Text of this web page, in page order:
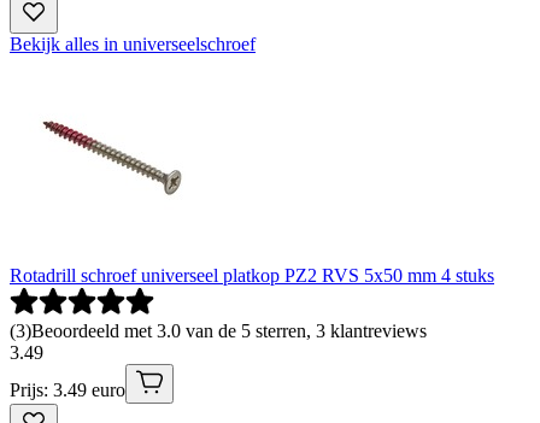
Bekijk alles in universeelschroef
Rotadrill schroef universeel platkop PZ2 RVS 5x50 mm 4 stuks
(3)Beoordeeld met 3.0 van de 5 sterren, 3 klantreviews
3.49
Prijs: 3.49 euro